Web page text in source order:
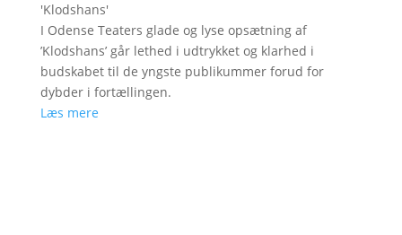
'Klodshans'
I Odense Teaters glade og lyse opsætning af
’Klodshans’ går lethed i udtrykket og klarhed i
budskabet til de yngste publikummer forud for
dybder i fortællingen.
Læs mere